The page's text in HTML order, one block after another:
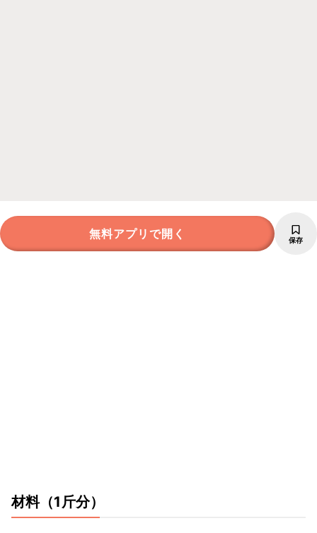
無料アプリで開く 保存
材料（1斤分）